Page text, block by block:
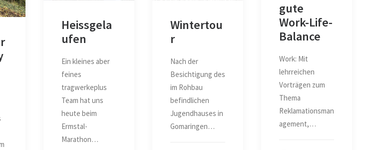
Heissgela
ufen
Ein kleines aber
feines
tragwerkeplus
Team hat uns
heute beim
Ermstal-
Marathon…
Wintertou
r
Nach der
Besichtigung des
im Rohbau
befindlichen
Jugendhauses in
Gomaringen…
gute
Work-Life-
Balance
Work: Mit
lehrreichen
Vorträgen zum
Thema
Reklamationsman
agement,…